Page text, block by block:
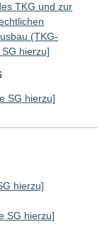
TKG und zur
(TKG-
SG hierzu]
SG hierzu]
hierzu]
SG hierzu]